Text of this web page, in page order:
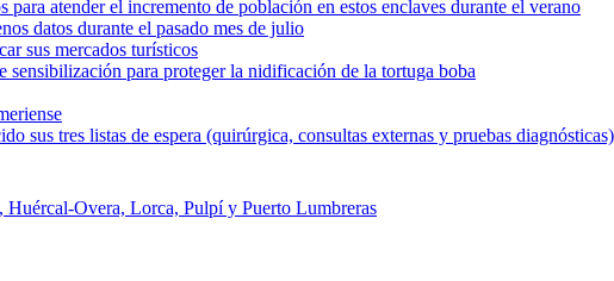
atender el incremento de población en estos enclaves durante el verano
datos durante el pasado mes de julio
sus mercados turísticos
sensibilización para proteger la nidificación de la tortuga boba
tres listas de espera (quirúrgica, consultas externas y pruebas
Overa, Lorca, Pulpí y Puerto Lumbreras